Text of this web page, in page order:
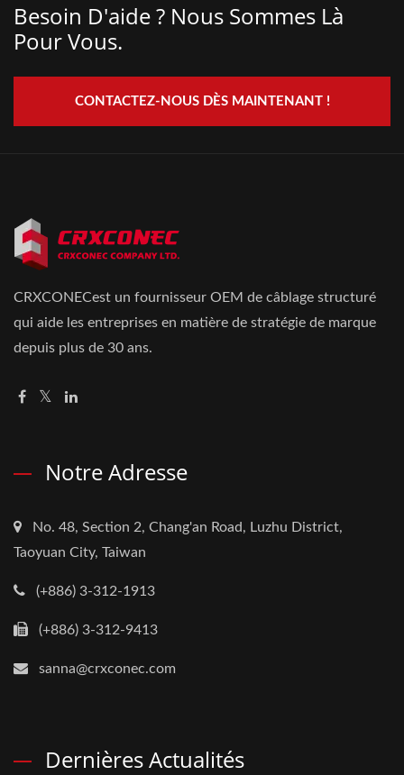
Besoin D'aide ? Nous Sommes Là
Pour Vous.
CONTACTEZ-NOUS DÈS MAINTENANT !
CRXCONECest un fournisseur OEM de câblage structuré
qui aide les entreprises en matière de stratégie de marque
depuis plus de 30 ans.
Notre Adresse
No. 48, Section 2, Chang'an Road, Luzhu District,
Taoyuan City, Taiwan
(+886) 3-312-1913
(+886) 3-312-9413
sanna@crxconec.com
Dernières Actualités